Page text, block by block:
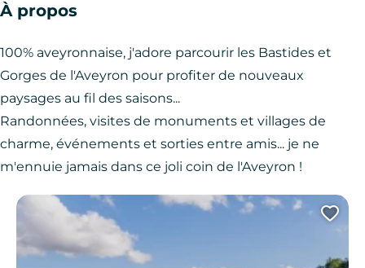
À propos
100% aveyronnaise, j'adore parcourir les Bastides et
Gorges de l'Aveyron pour profiter de nouveaux
paysages au fil des saisons...
Randonnées, visites de monuments et villages de
charme, événements et sorties entre amis... je ne
m'ennuie jamais dans ce joli coin de l'Aveyron !